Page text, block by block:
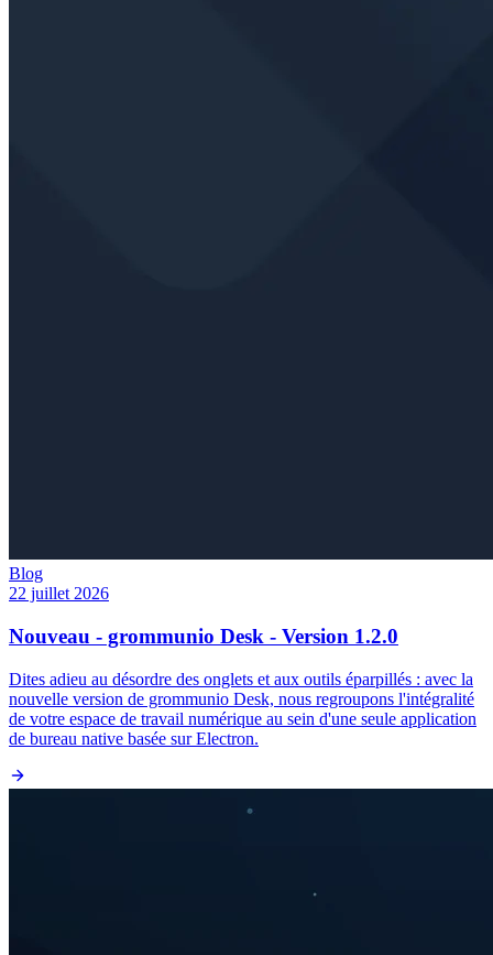
Blog
22 juillet 2026
Nouveau - grommunio Desk - Version 1.2.0
Dites adieu au désordre des onglets et aux outils éparpillés : avec la
nouvelle version de grommunio Desk, nous regroupons l'intégralité
de votre espace de travail numérique au sein d'une seule application
de bureau native basée sur Electron.